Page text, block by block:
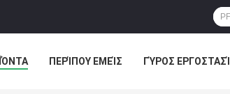
ΠΕΡΊΠΟΥ ΕΜΕΊΣ ΓΎΡΟΣ